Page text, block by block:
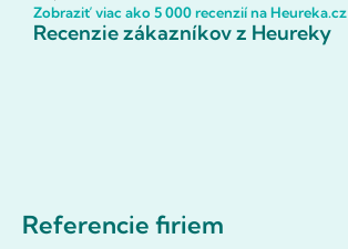
Zobraziť viac ako 5 000 recenzií na Heureka.cz
Recenzie zákazníkov z Heureky
Referencie firiem